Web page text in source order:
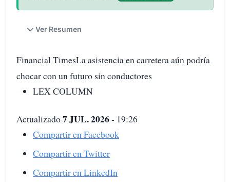
Ver Resumen
Financial TimesLa asistencia en carretera aún podría
chocar con un futuro sin conductores
LEX COLUMN
Actualizado7 JUL. 2026- 19:26
Compartir en Facebook
Compartir en Twitter
Compartir en LinkedIn